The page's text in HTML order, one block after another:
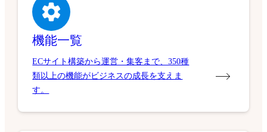
機能一覧
ECサイト構築から運営・集客まで、350種
類以上の機能がビジネスの成長を支えま
す。